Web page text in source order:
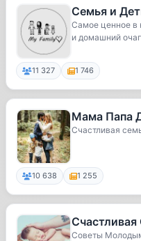
Семья и
Самое ценное в
и домашний
11 327 1 746
Мама Папа
Счастливая
10 638 1 255
Советы